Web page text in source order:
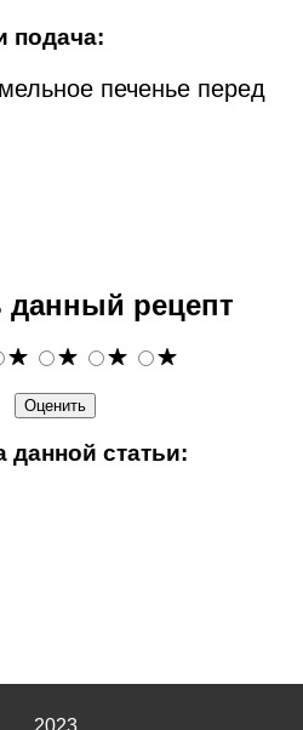
подача:
печенье перед
данный рецепт
данной статьи:
2023